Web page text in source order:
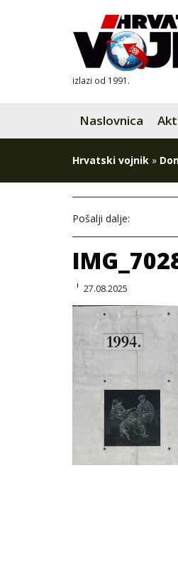
izlazi od 1991.
Naslovnica
Hrvatski vojnik »
Pošalji dalje:
27.08.2025